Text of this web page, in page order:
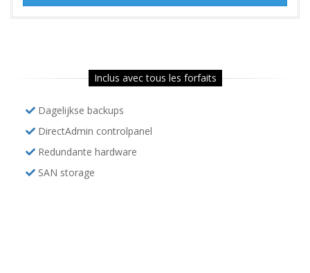
Inclus avec tous les forfaits
Dagelijkse backups
DirectAdmin controlpanel
Redundante hardware
SAN storage